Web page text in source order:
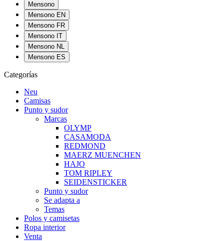
Mensono
Mensono EN
Mensono FR
Mensono IT
Mensono NL
Mensono ES
Categorías
Neu
Camisas
Punto y sudor
Marcas
OLYMP
CASAMODA
REDMOND
MAERZ MUENCHEN
HAJO
TOM RIPLEY
SEIDENSTICKER
Punto y sudor
Se adapta a
Temas
Polos y camisetas
Ropa interior
Venta